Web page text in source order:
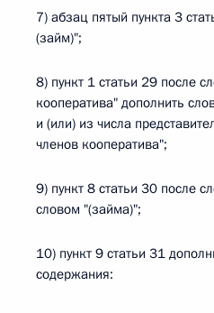
7) абзац пятый пункта 3
(займ)";
8) пункт 1 статьи 29 после
кооператива" дополнить
и (или) из числа
членов кооператива";
9) пункт 8 статьи 30 после
словом "(займа)";
10) пункт 9 статьи 31
содержания: